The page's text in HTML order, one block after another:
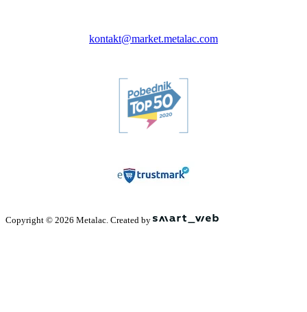
kontakt@market.metalac.com
Copyright © 2026 Metalac. Created by